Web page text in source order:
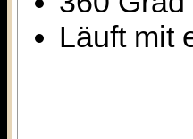
Läuft mit